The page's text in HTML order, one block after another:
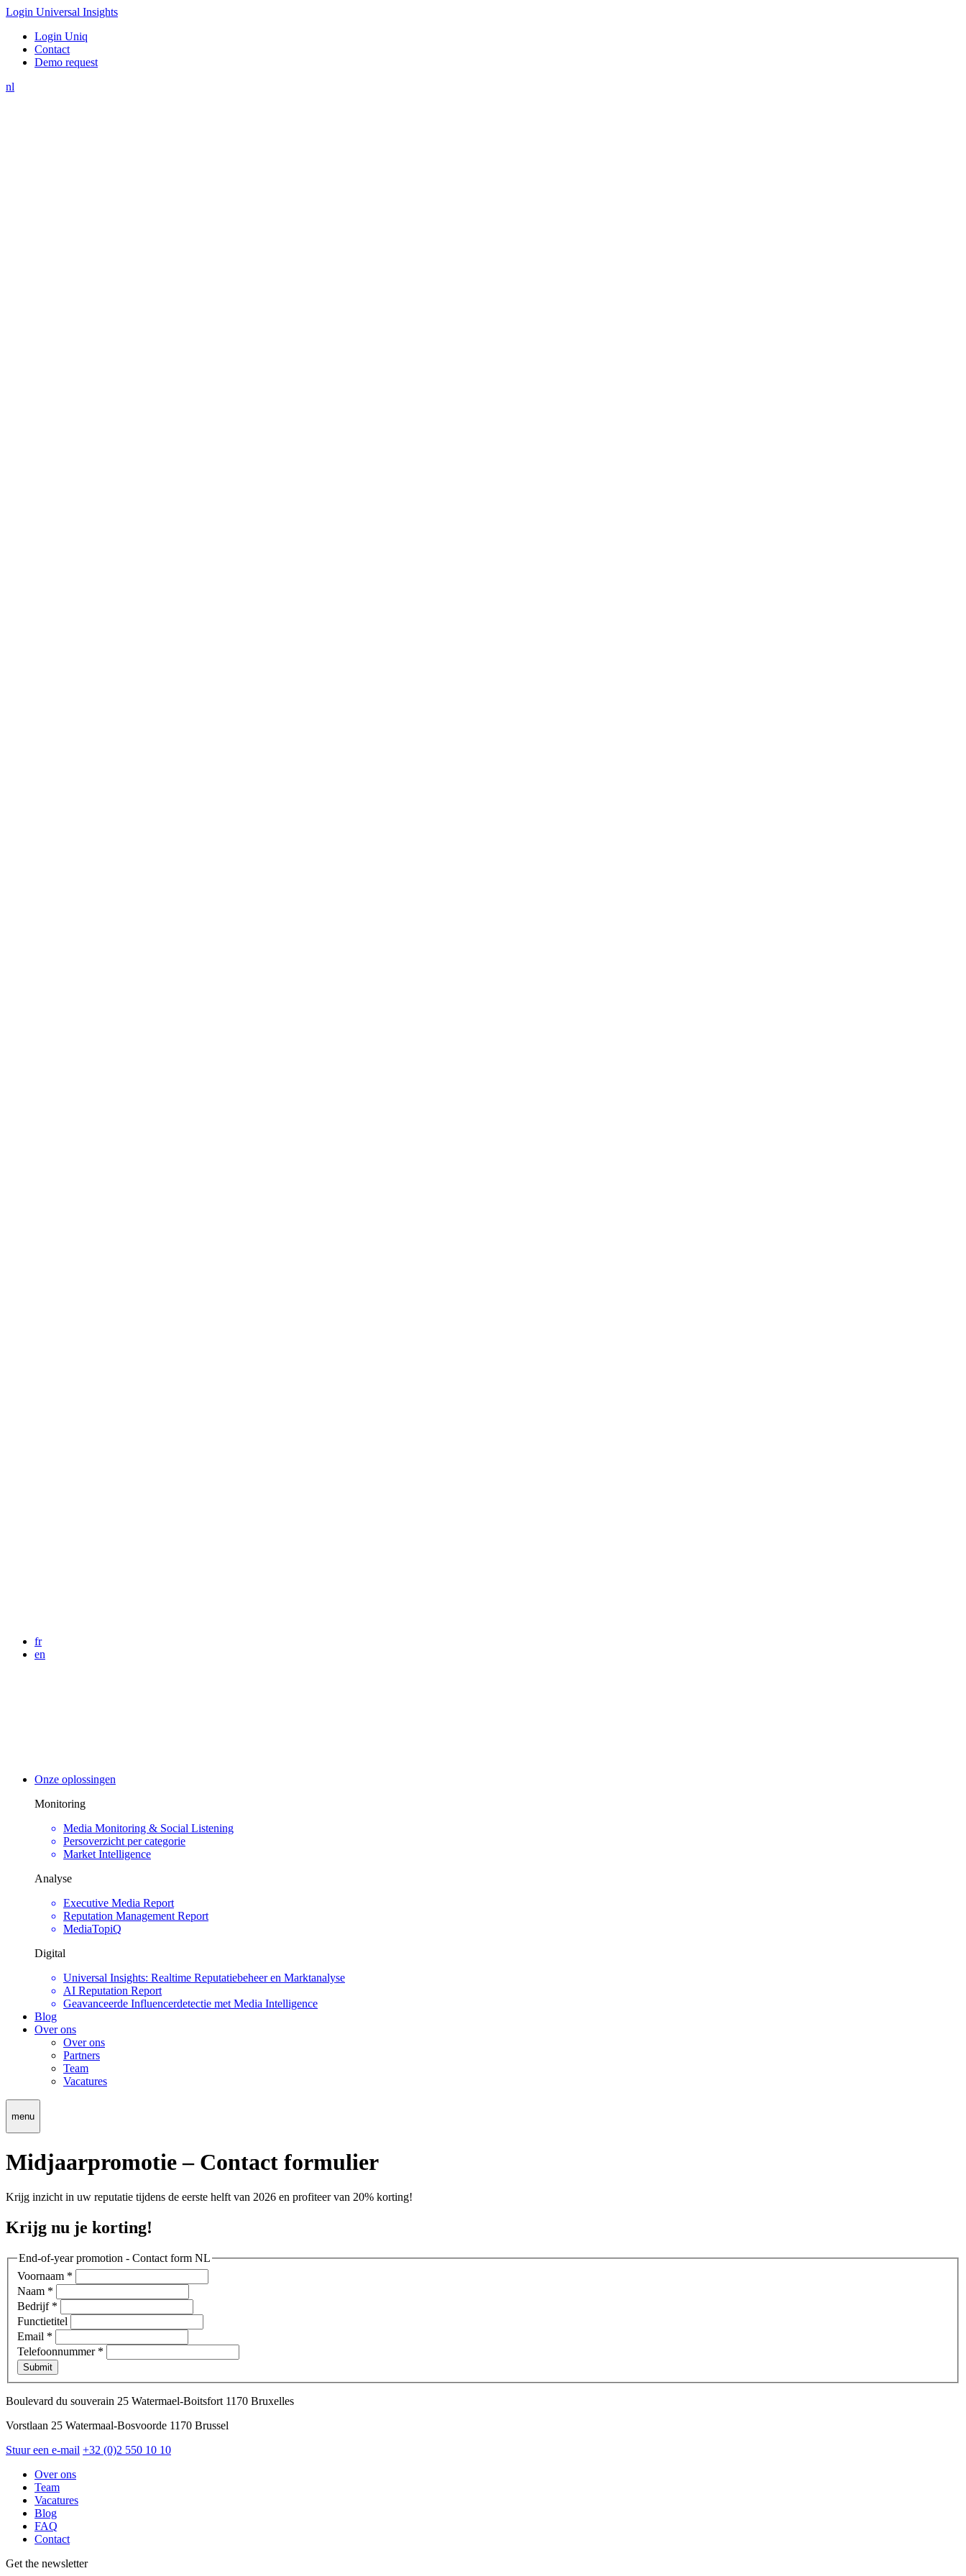
Login Universal Insights
Login Uniq
Contact
Demo request
nl
fr
en
Onze oplossingen
Monitoring
Media Monitoring & Social Listening
Persoverzicht per categorie
Market Intelligence
Analyse
Executive Media Report
Reputation Management Report
MediaTopiQ
Digital
Universal Insights: Realtime Reputatiebeheer en Marktanalyse
AI Reputation Report
Geavanceerde Influencerdetectie met Media Intelligence
Blog
Over ons
Over ons
Partners
Team
Vacatures
menu
Midjaarpromotie – Contact formulier
Krijg inzicht in uw reputatie tijdens de eerste helft van 2026 en profiteer van 20% korting!
Krijg nu je korting!
End-of-year promotion - Contact form NL
Voornaam *
Naam *
Bedrijf *
Functietitel
Email *
Telefoonnummer *
Submit
Boulevard du souverain 25 Watermael-Boitsfort 1170 Bruxelles
Vorstlaan 25 Watermaal-Bosvoorde 1170 Brussel
Stuur een e-mail +32 (0)2 550 10 10
Over ons
Team
Vacatures
Blog
FAQ
Contact
Get the newsletter